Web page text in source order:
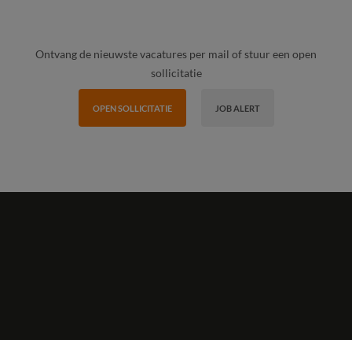
Ontvang de nieuwste vacatures per mail of stuur een open
sollicitatie
OPEN SOLLICITATIE JOB ALERT